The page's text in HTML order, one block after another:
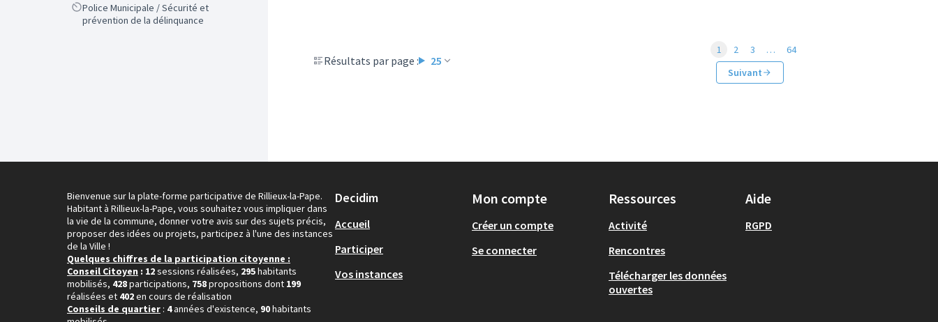
Scope
Police Municipale / Sécurité et
prévention de la délinquance
Résultats par page : 25
1 2 3 …
64
Suivant
Bienvenue sur la plate-forme participative de Rillieux-la-Pape.
Habitant à Rillieux-la-Pape, vous souhaitez vous impliquer dans
la vie de la commune, donner votre avis sur des sujets précis,
proposer des idées ou projets, participez à l'une des instances
de la Ville !
Quelques chiffres de la participation citoyenne :
Conseil Citoyen : 12sessions réalisées, 295habitants
mobilisés, 428participations, 758propositions dont 199
réalisées et 402en cours de réalisation
Conseils de quartier : 4années d'existence, 90habitants
Decidim
Accueil
Participer
Vos instances
Mon compte
Créer un compte
Se connecter
Ressources
Activité
Rencontres
Télécharger les données
ouvertes
Aide
RGPD